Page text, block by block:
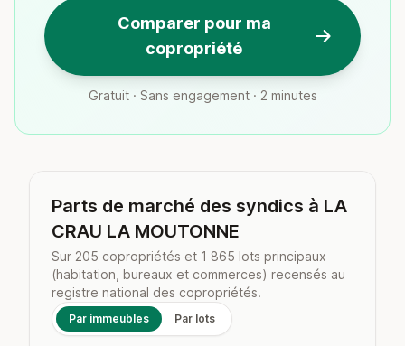
Comparer pour ma
copropriété
Gratuit · Sans engagement · 2 minutes
Parts de marché des syndics à LA
CRAU LA MOUTONNE
Sur 205 copropriétés et 1 865 lots principaux
(habitation, bureaux et commerces) recensés au
registre national des copropriétés.
Par immeubles Par lots